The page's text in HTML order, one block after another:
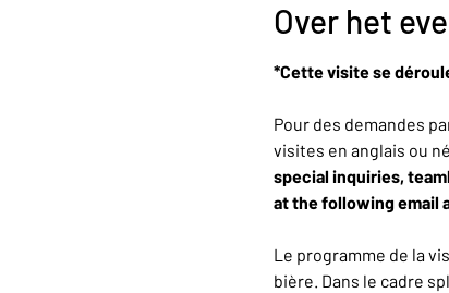
Over het
*Cette visite se
Pour des demandes
visites en anglais ou
special inquiries,
at the following email
Le programme de la
bière. Dans le cadre